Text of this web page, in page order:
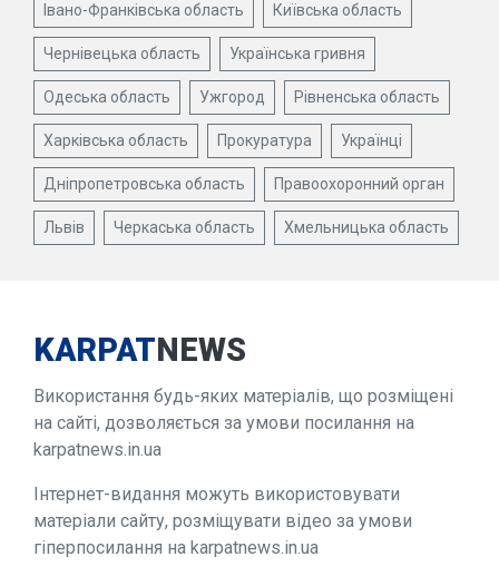
Івано-Франківська область Київська область
Чернівецька область Українська гривня
Одеська область Ужгород Рівненська область
Харківська область Прокуратура Українці
Дніпропетровська область Правоохоронний орган
Львів Черкаська область Хмельницька область
KARPATNEWS
Використання будь-яких матеріалів, що розміщені
на сайті, дозволяється за умови посилання на
karpatnews.in.ua
Інтернет-видання можуть використовувати
матеріали сайту, розміщувати відео за умови
гіперпосилання на karpatnews.in.ua